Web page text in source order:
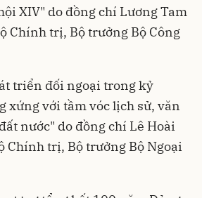
XIV" do đồng chí Lương Tam
Chính trị, Bộ trưởng Bộ Công
triển đối ngoại trong kỷ
xứng với tầm vóc lịch sử, văn
nước" do đồng chí Lê Hoài
Chính trị, Bộ trưởng Bộ Ngoại